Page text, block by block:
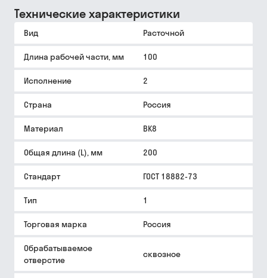
Технические характеристики
Вид Расточной
Длина рабочей части, мм 100
Исполнение 2
Страна Россия
Материал ВК8
Общая длина (L), мм 200
Стандарт ГОСТ 18882-73
Тип 1
Торговая марка Россия
Обрабатываемое
отверстие
сквозное